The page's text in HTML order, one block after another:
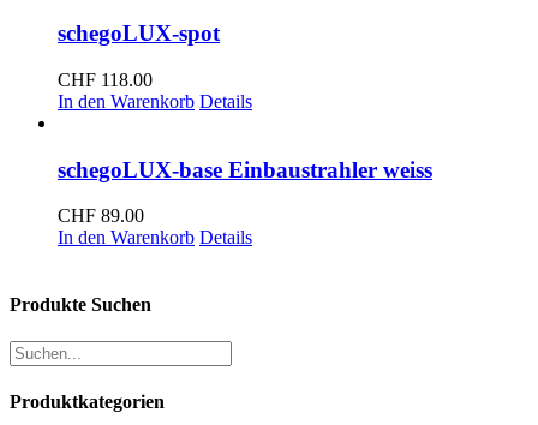
schegoLUX-spot
CHF 118.00
In den Warenkorb Details
schegoLUX-base Einbaustrahler weiss
CHF 89.00
In den Warenkorb Details
Produkte Suchen
Produktkategorien